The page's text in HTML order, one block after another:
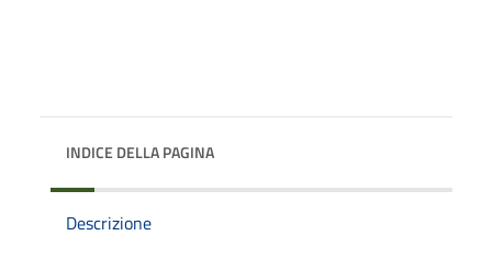
INDICE DELLA PAGINA
Descrizione